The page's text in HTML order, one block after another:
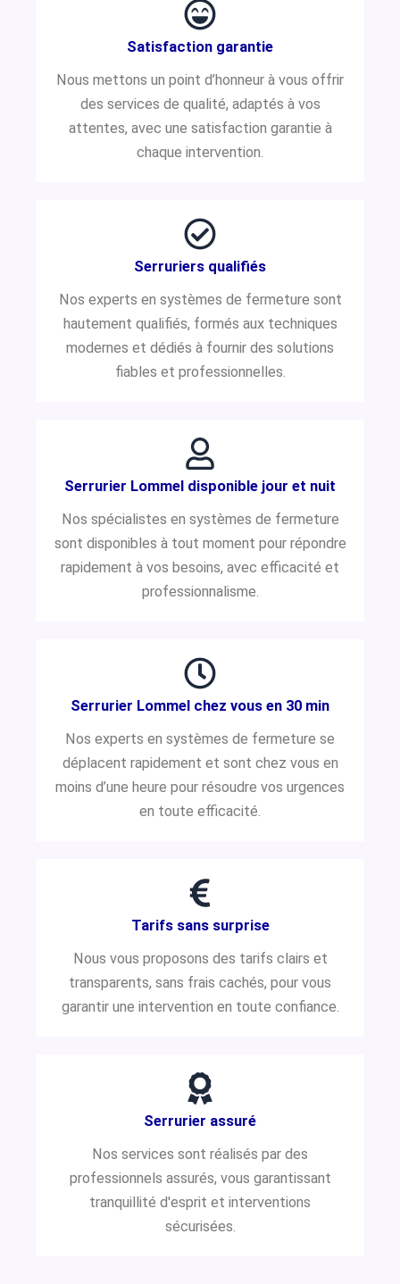
Satisfaction garantie
Nous mettons un point d’honneur à vous offrir
des services de qualité, adaptés à vos
attentes, avec une satisfaction garantie à
chaque intervention.
Serruriers qualifiés
Nos experts en systèmes de fermeture sont
hautement qualifiés, formés aux techniques
modernes et dédiés à fournir des solutions
fiables et professionnelles.
Serrurier Lommel disponible jour et nuit
Nos spécialistes en systèmes de fermeture
sont disponibles à tout moment pour répondre
rapidement à vos besoins, avec efficacité et
professionnalisme.
Serrurier Lommel chez vous en 30 min
Nos experts en systèmes de fermeture se
déplacent rapidement et sont chez vous en
moins d’une heure pour résoudre vos urgences
en toute efficacité.
Tarifs sans surprise
Nous vous proposons des tarifs clairs et
transparents, sans frais cachés, pour vous
garantir une intervention en toute confiance.
Serrurier assuré
Nos services sont réalisés par des
professionnels assurés, vous garantissant
tranquillité d'esprit et interventions
sécurisées.